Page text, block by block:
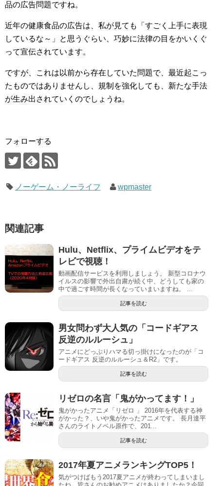
品の広告問題ですね。
近年の健康食品の広告は、私が見ても「すごく上手に表現
しているな～」と思うぐらい、巧妙に法律の目をかいくぐ
って宣伝されています。
ですが、これは以前から存在していた問題で、最近起こっ
たものではありませんし、規制を強化しても、新たな手法
が生み出されていくのでしょうね。
フォローする
ノーゲーム・ノーライフ wpmaster
関連記事
Hulu、Netflix、プライムビデオをテ
レビで視聴！
動画配信サービスを利用しましょう。 新型コロナウ
イルスの影響で外出自粛が続く中、どうしても家の
中で過ごす時間が長くなっていまいますね。 ...
記事を読む
男女問わず大人気の「コードギアス
反逆のルルーシュ」
アニメにどっぷりハマる切っ掛けになったのが「コ
ードギアス 反逆のルルーシュ＆R2」です。
記事を読む
リゼロの名言「鬼がかってます！」
鬼がかったアニメ「リゼロ 」 2016年を代表する神
がかった？、いや鬼がかったアニメです。 長月達平
さんのライトノベル原作で、201...
記事を読む
2017年夏アニメランキングTOP5！
気がつけばもう2017夏アニメが終わってしまいまし